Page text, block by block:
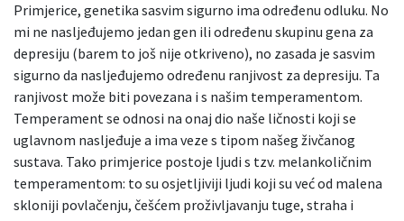
Primjerice, genetika sasvim sigurno ima određenu odluku. No
mi ne nasljeđujemo jedan gen ili određenu skupinu gena za
depresiju (barem to još nije otkriveno), no zasada je sasvim
sigurno da nasljeđujemo određenu ranjivost za depresiju. Ta
ranjivost može biti povezana i s našim temperamentom.
Temperament se odnosi na onaj dio naše ličnosti koji se
uglavnom nasljeđuje a ima veze s tipom našeg živčanog
sustava. Tako primjerice postoje ljudi s tzv. melankoličnim
temperamentom: to su osjetljiviji ljudi koji su već od malena
skloniji povlačenju, češćem proživljavanju tuge, straha i